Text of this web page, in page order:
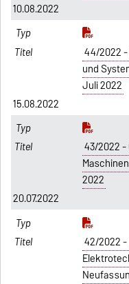
10.08.2022
44/2022
und
Juli 2022
15.08.2022
43/2022
2022
20.07.2022
42/2022